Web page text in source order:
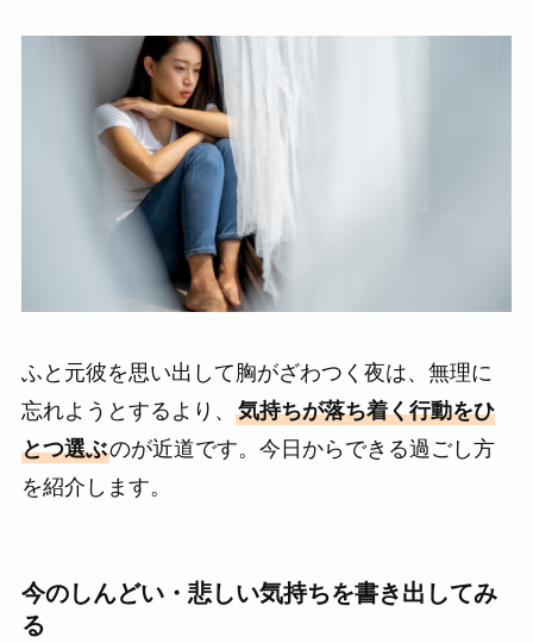
ふと元彼を思い出して胸がざわつく夜は、無理に
忘れようとするより、 気持ちが落ち着く行動をひ
とつ選ぶのが近道です。今日からできる過ごし方
を紹介します。
今のしんどい・悲しい気持ちを書き出してみ
る